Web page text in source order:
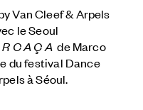
Van Cleef & Arpels
le Seoul
C A Ç A de Marco
du festival Dance
à Séoul.